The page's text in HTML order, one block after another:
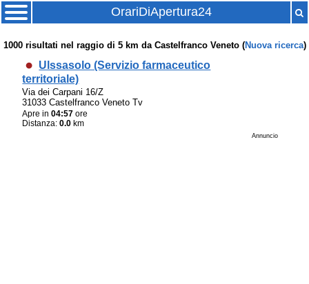
OrariDiApertura24
1000risultati nel raggio di 5 km da Castelfranco Veneto (Nuova ricerca)
Ulssasolo (Servizio farmaceutico
territoriale)
Via dei Carpani 16/Z
31033 Castelfranco Veneto Tv
Apre in04:57 ore
Distanza:0.0 km
Annuncio